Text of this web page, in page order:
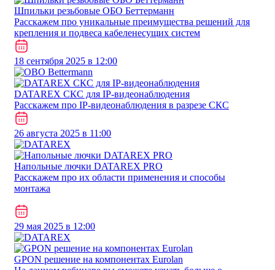
Шпильки резьбовые ОБО Беттерманн
Расскажем про уникальные преимущества решений для
крепления и подвеса кабеленесущих систем
18 сентября 2025 в 12:00
DATAREX СКС для IP-видеонаблюдения
Расскажем про IP-видеонаблюдения в разрезе СКС
26 августа 2025 в 11:00
Напольные лючки DATAREX PRO
Расскажем про их области применения и способы
монтажа
29 мая 2025 в 12:00
GPON решение на компонентах Eurolan